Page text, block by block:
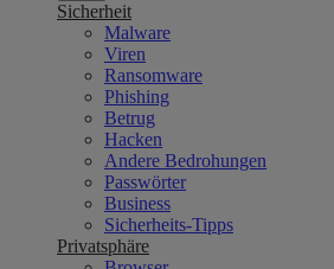
Sicherheit
Malware
Viren
Ransomware
Phishing
Betrug
Hacken
Andere Bedrohungen
Passwörter
Business
Sicherheits-Tipps
Privatsphäre